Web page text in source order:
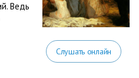
Ведь
Слушать онлайн